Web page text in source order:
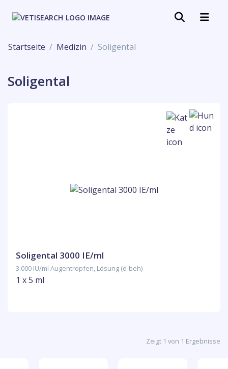
Startseite Medizin Soligental
Soligental
Soligental 3000 IE/ml
3.000 IU/ml Augentropfen, Lösung (d-beh)
1 x 5 ml
Zeigt 1 von 1 Ergebnisse